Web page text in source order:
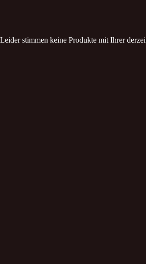
Leider stimmen keine Produkte mit Ihrer